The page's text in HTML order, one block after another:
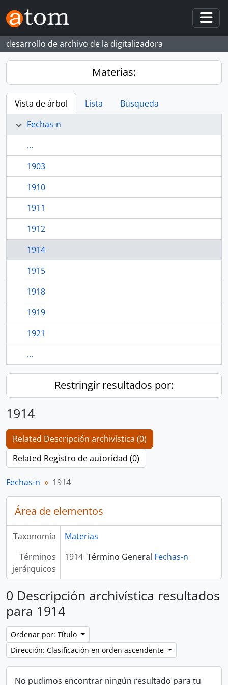
Skip to main content
desarrollo de archivo de la digitalizadora
Materias:
Vista de árbol Lista
Búsqueda
Fechas-n
...
1903
1910
1911
1912
1914
1915
1918
1919
1921
...
Restringir resultados por:
1914
Related Descripción archivística (0)
Related Registro de autoridad (0)
Fechas-n 1914
Área de elementos
Taxonomía
Materias
Términos
jerárquicos
1914 Término General Fechas-n
0 Descripción archivística resultados
para 1914
Ordenar por: Título
Dirección: Clasificación en orden ascendente
No pudimos encontrar ningún resultado para tu